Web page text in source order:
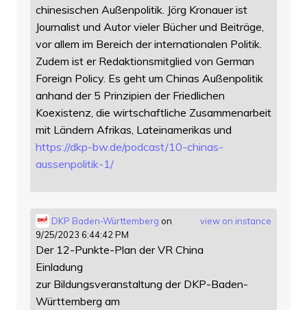
chinesischen Außenpolitik. Jörg Kronauer ist
Journalist und Autor vieler Bücher und Beiträge,
vor allem im Bereich der internationalen Politik.
Zudem ist er Redaktionsmitglied von German
Foreign Policy. Es geht um Chinas Außenpolitik
anhand der 5 Prinzipien der Friedlichen
Koexistenz, die wirtschaftliche Zusammenarbeit
mit Ländern Afrikas, Lateinamerikas und
https://dkp-bw.de/podcast/10-chinas-
aussenpolitik-1/
view on instance
DKP Baden-Württemberg on
9/25/2023 6:44:42 PM
Der 12-Punkte-Plan der VR China
Einladung
zur Bildungsveranstaltung der DKP-Baden-
Württemberg am